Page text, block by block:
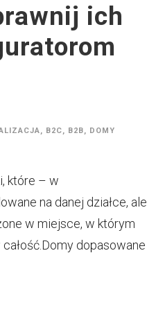
ich
, B2C, B2B, DOMY
które – w
na danej działce, ale
w miejsce, w którym
dopasowane